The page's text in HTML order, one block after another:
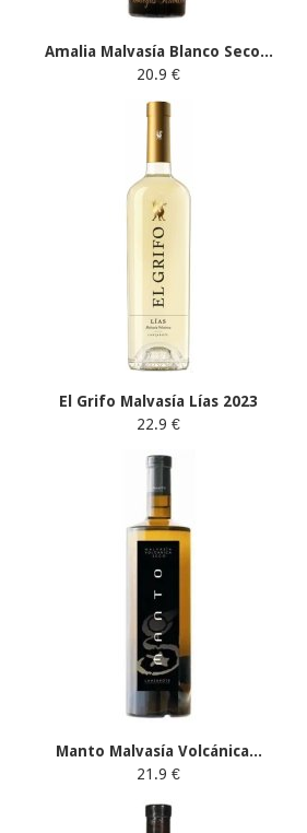
Amalia Malvasía Blanco Seco...
20.9 €
El Grifo Malvasía Lías 2023
22.9 €
Manto Malvasía Volcánica...
21.9 €